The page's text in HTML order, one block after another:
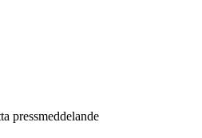
pressmeddelande